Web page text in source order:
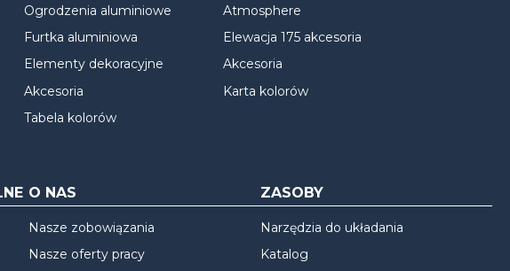
Ogrodzenia aluminiowe
Furtka aluminiowa
Elementy dekoracyjne
Akcesoria
Tabela kolorów
Atmosphere
Elewacja 175 akcesoria
Akcesoria
Karta kolorów
O NAS
Nasze zobowiązania
Nasze oferty pracy
ZASOBY
Narzędzia do układania
Katalog